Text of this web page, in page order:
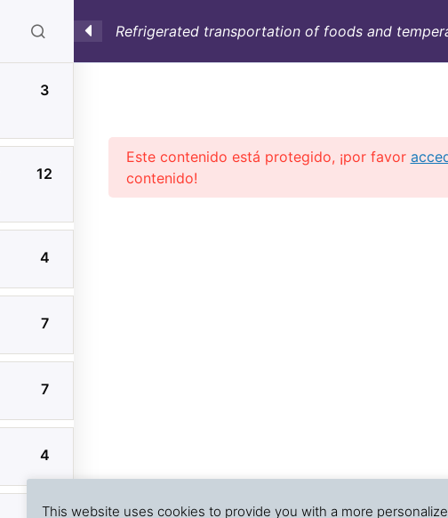
CONSULTORÍA CONTAINERS NOSOTROS INFO-
Refrigerated transportation of foods and
3
12
4
7
7
4
Este contenido está protegido, ¡por favor
contenido!
This website uses cookies to provide you with a more